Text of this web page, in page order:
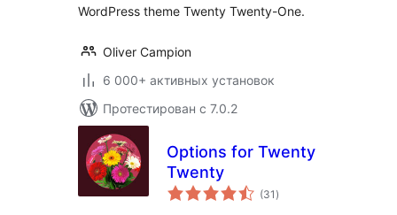
WordPress theme Twenty Twenty-One.
Oliver Campion
6 000+ активных установок
Протестирован с 7.0.2
Options for Twenty
Twenty
(31 общий
рейтинг
)